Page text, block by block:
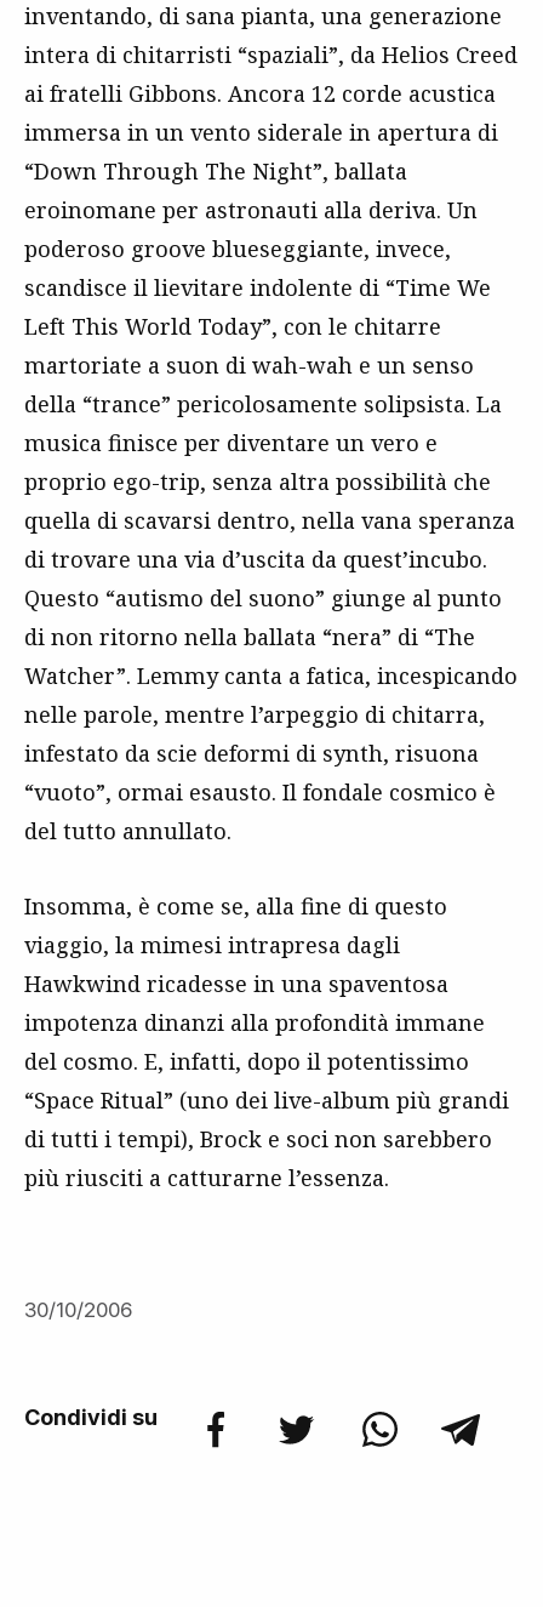
inventando, di sana pianta, una generazione
intera di chitarristi “spaziali”, da Helios Creed
ai fratelli Gibbons. Ancora 12 corde acustica
immersa in un vento siderale in apertura di
“Down Through The Night”, ballata
eroinomane per astronauti alla deriva. Un
poderoso groove blueseggiante, invece,
scandisce il lievitare indolente di “Time We
Left This World Today”, con le chitarre
martoriate a suon di wah-wah e un senso
della “trance” pericolosamente solipsista. La
musica finisce per diventare un vero e
proprio ego-trip, senza altra possibilità che
quella di scavarsi dentro, nella vana speranza
di trovare una via d’uscita da quest’incubo.
Questo “autismo del suono” giunge al punto
di non ritorno nella ballata “nera” di “The
Watcher”. Lemmy canta a fatica, incespicando
nelle parole, mentre l’arpeggio di chitarra,
infestato da scie deformi di synth, risuona
“vuoto”, ormai esausto. Il fondale cosmico è
del tutto annullato.
Insomma, è come se, alla fine di questo
viaggio, la mimesi intrapresa dagli
Hawkwind ricadesse in una spaventosa
impotenza dinanzi alla profondità immane
del cosmo. E, infatti, dopo il potentissimo
“Space Ritual” (uno dei live-album più grandi
di tutti i tempi), Brock e soci non sarebbero
più riusciti a catturarne l’essenza.
30/10/2006
Condividi su